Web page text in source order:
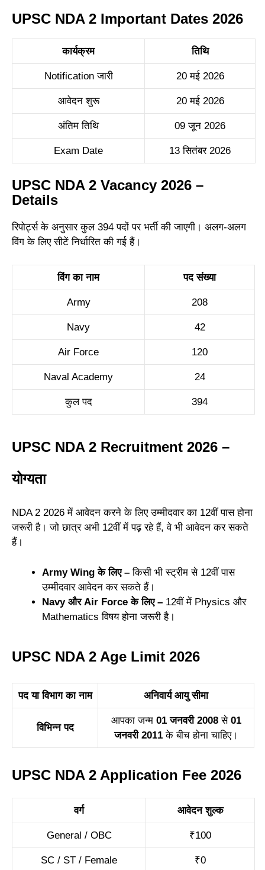
UPSC NDA 2 Important Dates 2026
कार्यक्रम तिथि
Notification जारी 20 मई 2026
आवेदन शुरू 20 मई 2026
अंतिम तिथि 09 जून 2026
Exam Date 13 सितंबर 2026
UPSC NDA 2 Vacancy 2026 –
Details
रिपोर्ट्स के अनुसार कुल 394 पदों पर भर्ती की जाएगी। अलग-अलग
विंग के लिए सीटें निर्धारित की गई हैं।
विंग का नाम पद संख्या
Army 208
Navy 42
Air Force 120
Naval Academy 24
कुल पद 394
UPSC NDA 2 Recruitment 2026 –
योग्यता
NDA 2 2026 में आवेदन करने के लिए उम्मीदवार का 12वीं पास होना
जरूरी है। जो छात्र अभी 12वीं में पढ़ रहे हैं, वे भी आवेदन कर सकते
हैं।
Army Wing के लिए –किसी भी स्ट्रीम से 12वीं पास
उम्मीदवार आवेदन कर सकते हैं।
Navy और Air Force के लिए – 12वीं में Physics और
Mathematics विषय होना जरूरी है।
UPSC NDA 2 Age Limit 2026
पद या विभाग का नाम अनिवार्य आयु सीमा
विभिन्न पद
आपका जन्म 01 जनवरी 2008से 01
जनवरी 2011 के बीच होना चाहिए।
UPSC NDA 2 Application Fee 2026
वर्ग आवेदन शुल्क
General / OBC ₹100
SC / ST / Female ₹0